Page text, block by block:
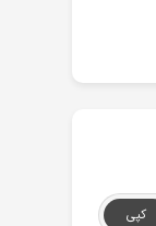
کپی